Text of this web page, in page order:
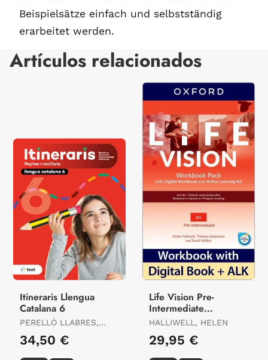
Beispielsätze einfach und selbstständig
erarbeitet werden.
Artículos relacionados
Itineraris Llengua
Catalana 6
PERELLÓ LLABRES,
34,50 €
Life Vision Pre-
Intermediate
Workbook
HALLIWELL, HELEN
29,95 €